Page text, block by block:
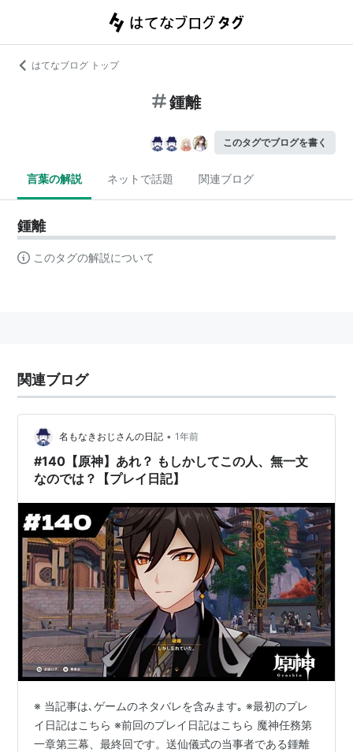
はてなブログ トップ
鍾離
このタグでブログを書く
言葉の解説 ネットで話題 関連ブログ
鍾離
このタグの解説について
関連ブログ
名もなきおじさんの日記 • 1年前
#140【原神】あれ？ もしかしてこの人、無一文
なのでは？【プレイ日記】
※ 当記事は､ゲームのネタバレを含みます｡ ※最初のプレ
イ日記はこちら ※前回のプレイ日記はこちら 魔神任務第
一章第三幕、最終回です。送仙儀式の当事者である鍾離